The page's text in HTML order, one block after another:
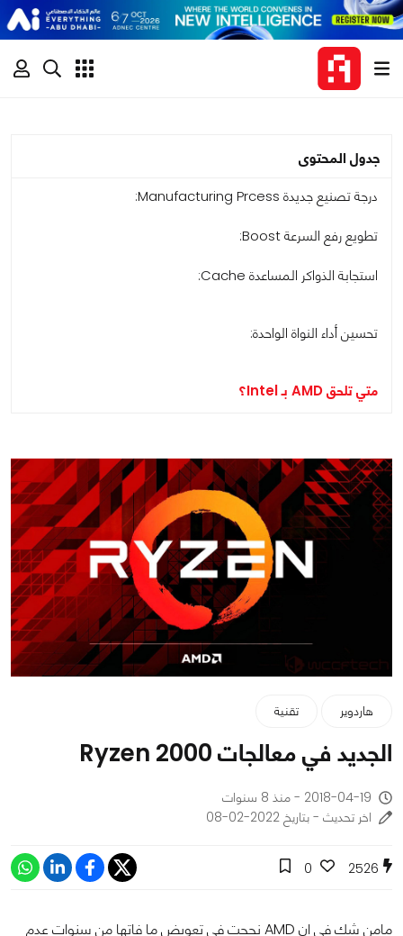
جدول المحتوى
درجة تصنيع جديدة Manufacturing Prcess:
تطويع رفع السرعة Boost:
استجابة الذواكر المساعدة Cache:
تحسين أداء النواة الواحدة:
متي تلحق AMD بـ Intel؟
هاردوير تقنية
الجديد في معالجات Ryzen 2000
2018-04-19 - منذ 8 سنوات
اخر تحديث - بتاريخ 2022-02-08
2526
0
مامن شك في ان AMD نجحت في تعويض ما فاتها من سنوات عدم